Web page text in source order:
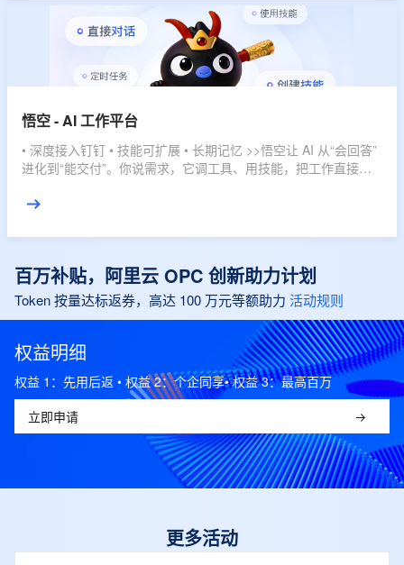
悟空 - AI 工作平台
• 深度接入钉钉 • 技能可扩展 • 长期记忆 >>悟空让 AI 从“会回答”
进化到“能交付”。你说需求，它调工具、用技能，把工作直接推
百万补贴，阿里云 OPC 创新助力计划
Token 按量达标返券，高达 100 万元等额助力 活动规则
权益明细
权益 1：先用后返 • 权益 2：个企同享• 权益 3：最高百万
立即申请
更多活动